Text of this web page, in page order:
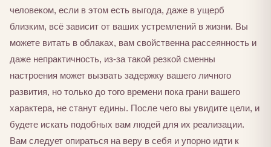
человеком, если в этом есть выгода, даже в ущерб
близким, всё зависит от ваших устремлений в жизни. Вы
можете витать в облаках, вам свойственна рассеянность и
даже непрактичность, из-за такой резкой сменны
настроения может вызвать задержку вашего личного
развития, но только до того времени пока грани вашего
характера, не станут едины. После чего вы увидите цели, и
будете искать подобных вам людей для их реализации.
Вам следует опираться на веру в себя и упорно идти к